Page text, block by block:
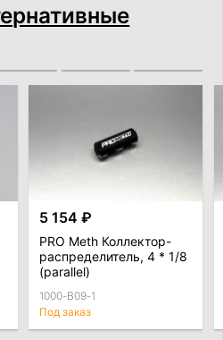
5 154 ₽
PRO Meth Коллектор-
распределитель, 4 * 1/8
(parallel)
1000-B09-1
Под заказ